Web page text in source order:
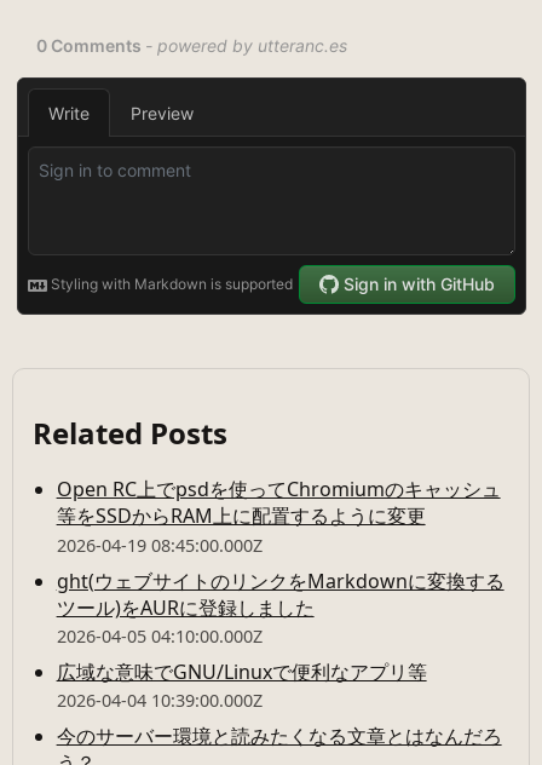
Related Posts
Open RC上でpsdを使ってChromiumのキャッシュ
等をSSDからRAM上に配置するように変更
2026-04-19 08:45:00.000Z
ght(ウェブサイトのリンクをMarkdownに変換する
ツール)をAURに登録しました
2026-04-05 04:10:00.000Z
広域な意味でGNU/Linuxで便利なアプリ等
2026-04-04 10:39:00.000Z
今のサーバー環境と読みたくなる文章とはなんだろ